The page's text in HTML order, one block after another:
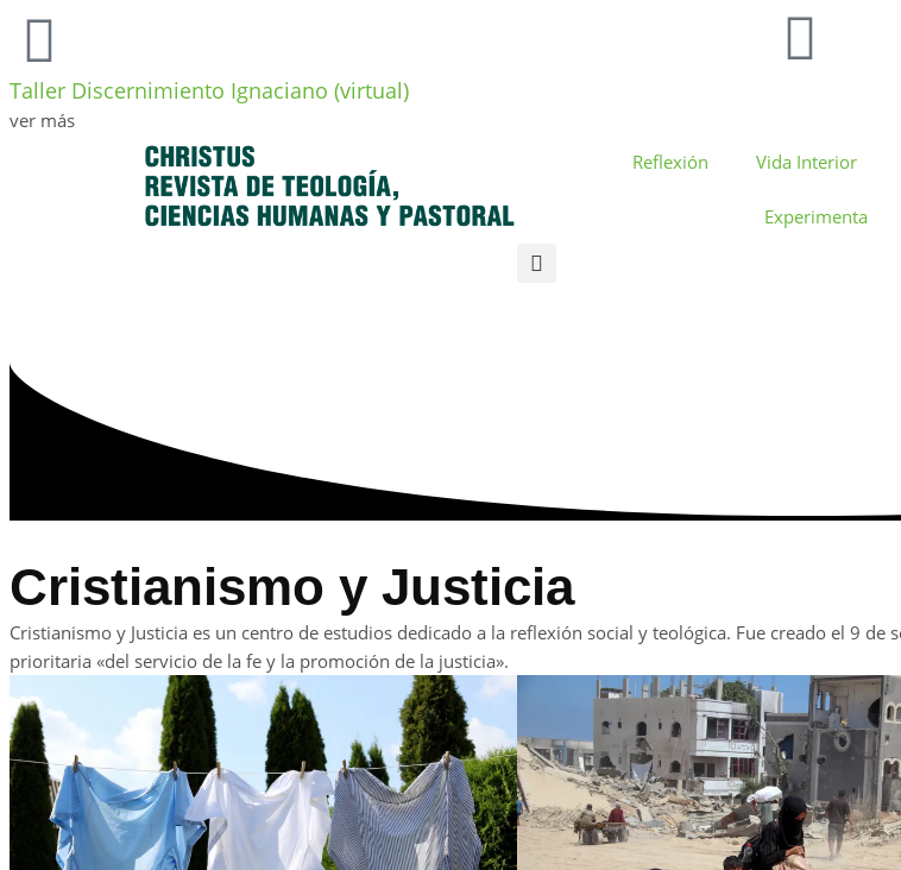
Taller Discernimiento Ignaciano (virtual)
ver más
Reflexión Vida Interior
Experimenta
Cristianismo y Justicia
Cristianismo y Justicia es un centro de estudios dedicado a la reflexión social y teológica. Fue creado el 9
prioritaria «del servicio de la fe y la promoción de la justicia»​.